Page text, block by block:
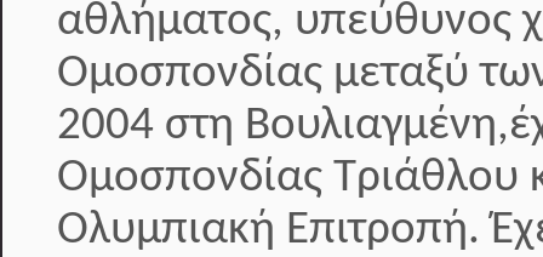
αθλήματος, υπεύθυνος
Ομοσπονδίας μεταξύ
2004 στη
Ομοσπονδίας Τριάθλου
Ολυμπιακή Επιτροπή.